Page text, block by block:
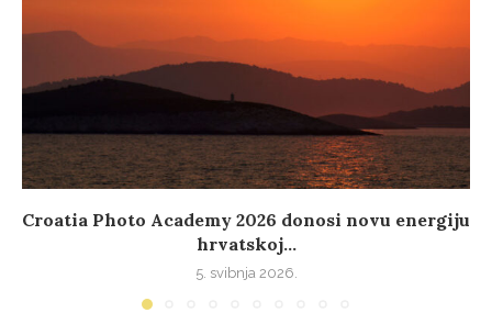
Croatia Photo Academy 2026 donosi novu energiju
hrvatskoj...
5. svibnja 2026.